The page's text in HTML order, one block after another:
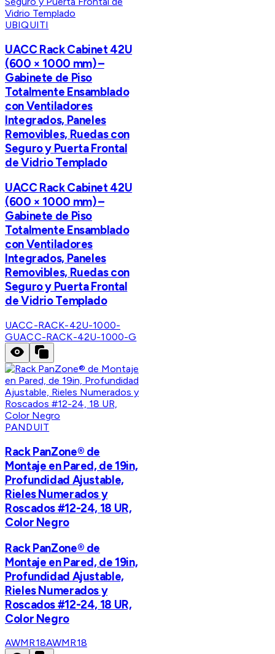
UBIQUITI
UACC Rack Cabinet 42U
(600 × 1000 mm) –
Gabinete de Piso
Totalmente Ensamblado
con Ventiladores
Integrados, Paneles
Removibles, Ruedas con
Seguro y Puerta Frontal
de Vidrio Templado
UACC Rack Cabinet 42U
(600 × 1000 mm) –
Gabinete de Piso
Totalmente Ensamblado
con Ventiladores
Integrados, Paneles
Removibles, Ruedas con
Seguro y Puerta Frontal
de Vidrio Templado
UACC-RACK-42U-1000-
GUACC-RACK-42U-1000-G
PANDUIT
Rack PanZone® de
Montaje en Pared, de 19in,
Profundidad Ajustable,
Rieles Numerados y
Roscados #12-24, 18 UR,
Color Negro
Rack PanZone® de
Montaje en Pared, de 19in,
Profundidad Ajustable,
Rieles Numerados y
Roscados #12-24, 18 UR,
Color Negro
AWMR18AWMR18